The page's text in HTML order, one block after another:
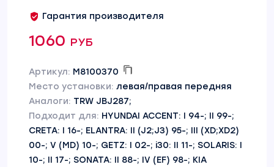
Гарантия производителя
1060 руб
Артикул: M8100370
Место установки: левая/правая передняя
Аналоги: TRW JBJ287;
Подходит для: HYUNDAI ACCENT: I 94-; II 99-;
CRETA: I 16-; ELANTRA: II (J2;J3) 95-; III (XD;XD2)
00-; V (MD) 10-; GETZ: I 02-; i30: II 11-; SOLARIS: I
10-; II 17-; SONATA: II 88-; IV (EF) 98-; KIA